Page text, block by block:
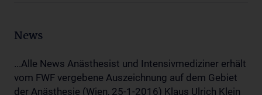
News
...Alle News Anästhesist und Intensivmediziner erhält
vom FWF vergebene Auszeichnung auf dem Gebiet
der Anästhesie (Wien, 25-1-2016) Klaus Ulrich Klein